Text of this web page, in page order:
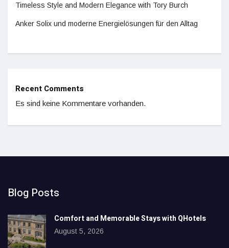
Timeless Style and Modern Elegance with Tory Burch
Anker Solix und moderne Energielösungen für den Alltag
Recent Comments
Es sind keine Kommentare vorhanden.
Blog Posts
Comfort and Memorable Stays with QHotels
August 5, 2026